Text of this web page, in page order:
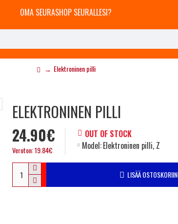
OMA SEURASHOP SEURALLESI?
Elektroninen pilli
ELEKTRONINEN PILLI
24.90€
Veroton: 19.84€
OUT OF STOCK
Model:Elektroninen pilli, Z
LISÄÄ OSTOSKORIIN